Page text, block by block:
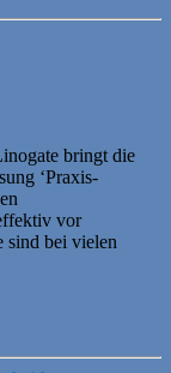
bringt die
‘Praxis-
vor
sind bei vielen